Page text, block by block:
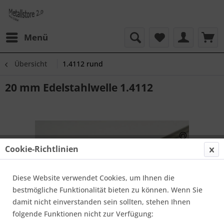
Menü
Übersicht 1.4112 rund
20 mm Edelstahlwelle 1.4112
Cookie-Richtlinien
Diese Website verwendet Cookies, um Ihnen die
bestmögliche Funktionalität bieten zu können. Wenn Sie
damit nicht einverstanden sein sollten, stehen Ihnen
folgende Funktionen nicht zur Verfügung: